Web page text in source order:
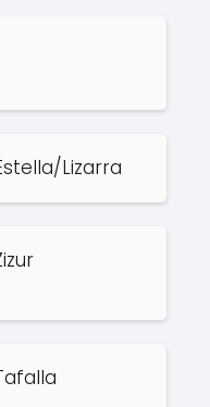
Lizarra